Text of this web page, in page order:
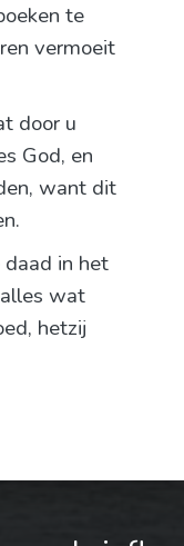
te
vermoeit
door u
God, en
want dit
in het
wat
hetzij